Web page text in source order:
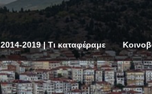
2014-2019 | Τι καταφέραμε